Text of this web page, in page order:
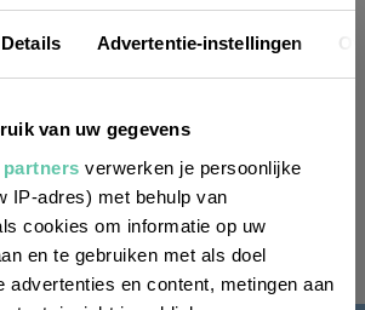
Details Advertentie-instellingen
van uw gegevens
partners verwerken je persoonlijke
IP-adres) met behulp van
cookies om informatie op uw
en te gebruiken met als doel
advertenties en content, metingen aan
eerste op de hoogte zijn
nieuwtjes, leuke adressen
tips voor Frankrijk? Meld
voor onze 2-wekelijkse
Zo gedaan!